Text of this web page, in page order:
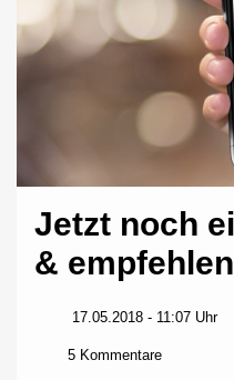
Jetzt noch
&
17.05.2018 - 11:07 Uhr
5 Kommentarezu